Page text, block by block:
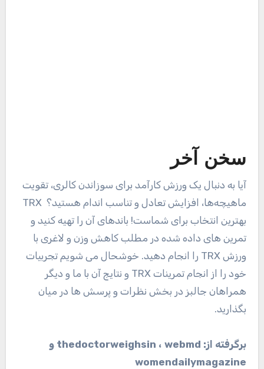
سخن آخر
آیا به دنبال یک ورزش کارآمد برای سوزاندن کالری، تقویت
ماهیچه‌ها، افزایش تعادل و تناسب اندام هستید؟ TRX
بهترین انتخاب برای شماست! باندهای آن را تهیه کنید و
تمرین های داده شده در مطلب کاهش وزن و لاغری با
ورزش TRX را انجام دهید. خوشحال می شویم تجربیات
خود را از انجام تمرینات TRX و نتایج آن با ما و دیگر
همراهان جالبز در بخش نظرات و پرسش ها در میان
بگذارید.
برگرفته از: thedoctorweighsin ، webmd و
womendailymagazine